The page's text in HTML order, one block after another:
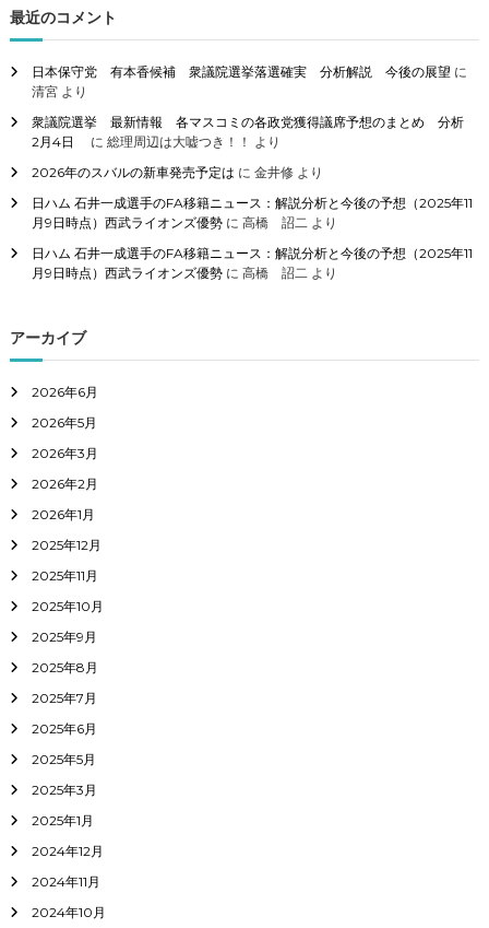
象
:
最近のコメント
日本保守党 有本香候補 衆議院選挙落選確実 分析解説 今後の展望 に
清宮より
衆議院選挙 最新情報 各マスコミの各政党獲得議席予想のまとめ 分析
2月4日
に 総理周辺は大嘘つき！！
より
2026年のスバルの新車発売予定は に 金井修より
日ハム 石井一成選手のFA移籍ニュース：解説分析と今後の予想（2025年11
月9日時点）西武ライオンズ優勢に 高橋 詔二 より
日ハム 石井一成選手のFA移籍ニュース：解説分析と今後の予想（2025年11
月9日時点）西武ライオンズ優勢に 高橋 詔二 より
アーカイブ
2026年6月
2026年5月
2026年3月
2026年2月
2026年1月
2025年12月
2025年11月
2025年10月
2025年9月
2025年8月
2025年7月
2025年6月
2025年5月
2025年3月
2025年1月
2024年12月
2024年11月
2024年10月